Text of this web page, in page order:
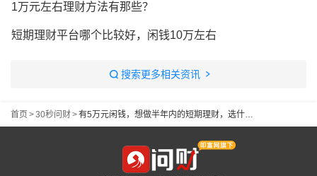
1万元左右理财方法有那些？
短期理财平台哪个比较好，闲钱10万左右
搜索更多相关资讯
首页 >30秒问财> 有5万元闲钱，想做半年内的短期理财，选什么好？